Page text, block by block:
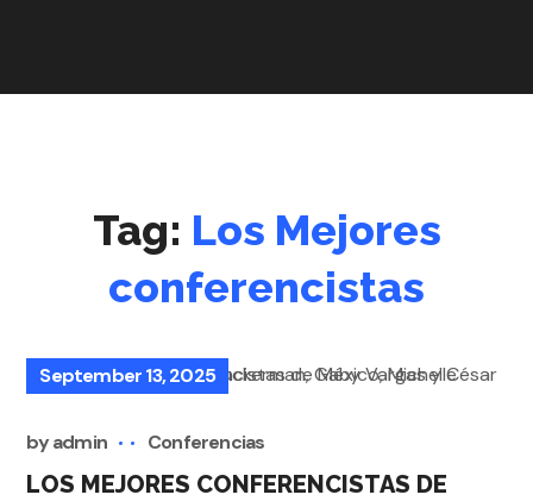
Tag: Los Mejores
conferencistas
September 13, 2025
byadmin Conferencias
LOS MEJORES CONFERENCISTAS DE